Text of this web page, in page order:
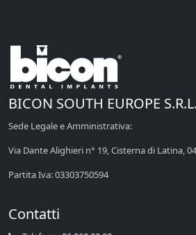
BICON SOUTH EUROPE S.R.L.
Sede Legale e Amministrativa:
Via Dante Alighieri n° 19, Cisterna di Latina,
Partita Iva: 03303750594
Contatti